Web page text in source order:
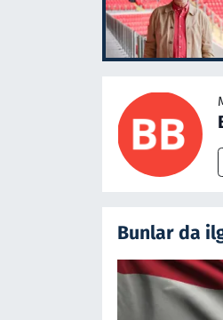
Bunlar da